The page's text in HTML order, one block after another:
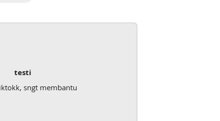
testi
sngt membantu